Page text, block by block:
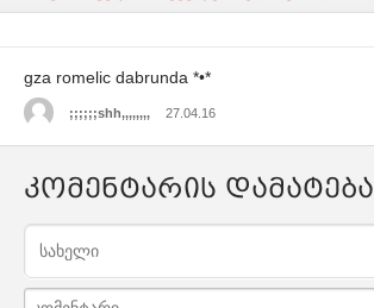
gza romelic dabrunda *•*
;;;;;;shh,,,,,,,, 27.04.16
კომენტარის დამატება